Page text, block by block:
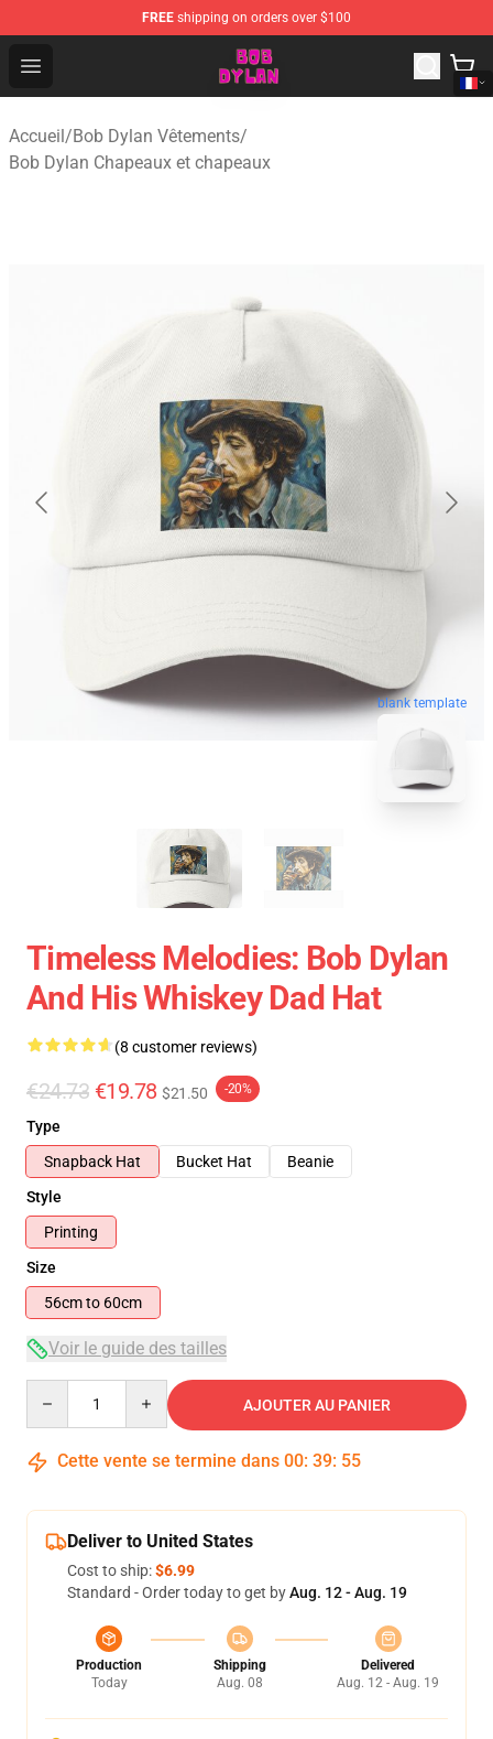
FREE shipping on orders over $100
Open menu
Bob Dylan Store - Official Bob Dylan Merchandise Shop
Accueil/Bob Dylan Vêtements/
Bob Dylan Chapeaux et chapeaux
blank template
Timeless Melodies: Bob Dylan
And His Whiskey Dad Hat
(8 customer reviews)
€24.73 €19.78 $21.50 -20%
Type
Snapback Hat
Bucket Hat
Beanie
Style
Printing
Size
56cm to 60cm
Voir le guide des tailles
AJOUTER AU PANIER
Cette vente se termine dans 00: 39: 54
Deliver to United States
Cost to ship:$6.99
Standard - Order today to get byAug. 12 - Aug. 19
Production
Today
Shipping
Aug. 08
Delivered
Aug. 12 - Aug. 19